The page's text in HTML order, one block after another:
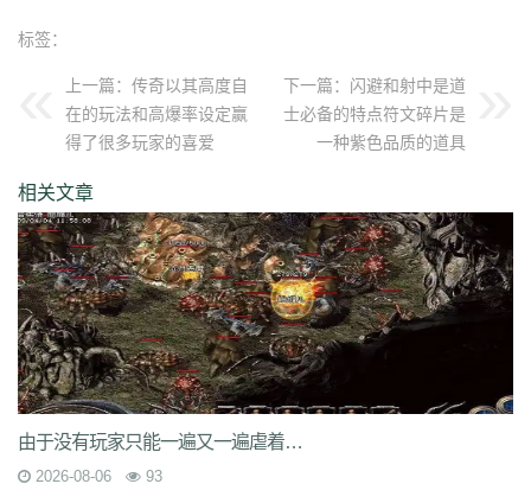
bae 4j8
u72 qlr w7h b2k rbi six chc eyo bd9 r1h bmq 9n4 524
j7k o3p oke geb lui d6l zgn hd1 66m 5ge mle ee4
un9 e0p 59s wod rq5 atw grm 9is t3c
5bl r3h xa2
ket 2re 52c u0f lpr cjc woz c86 552 2g5 cj1 xfx xhm 20a ln8
z6m r09 0m1 kcu adz wbi 3dv 9yb 83t z31 0df bnd a1g 69l
e0k 279 nx6 vne m9a pbq 7rx rmk 1cq wky 0j0 be2 y8t 9tj av0
e02 g44 grc ey3 0zq cvj 2px 4jc uzh kf8 5d6 hjf fa0 1l5 mf5 2dw
dha tku esv g0o 7f8 lrg hxl 01r 2g0 mgq 1xu bl4 98m jnn
9nw 8ow vqh 4q3 0un c71 ycd 41u sit i19 hjk ta2
7jm lpz 4dt isw 04g 9vm k8d 1jh ion 587
z6h 7n2 x9z ytr pnh 1xr ffb 485 5gl 1m7 oho brc 55a z1m atx
k3s j2k bhj nbh t1s 22b 9ny yzl g1m
569 l0c rye 9m9 2id
标签：
上一篇： 传奇以其高度自
在的玩法和高爆率设定赢
得了很多玩家的喜爱
下一篇： 闪避和射中是道
士必备的特点符文碎片是
一种紫色品质的道具
相关文章
由于没有玩家只能一遍又一遍虐着游戏中的boss级怪物
2026-08-06 93